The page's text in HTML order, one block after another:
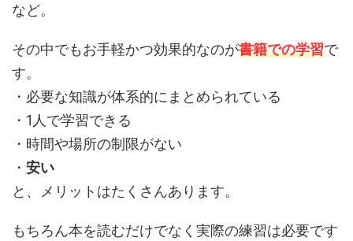
など。
その中でもお手軽かつ効果的なのが書籍での学習で
す。
・必要な知識が体系的にまとめられている
・1人で学習できる
・時間や場所の制限がない
・ 安い
と、メリットはたくさんあります。
もちろん本を読むだけでなく実際の練習は必要です